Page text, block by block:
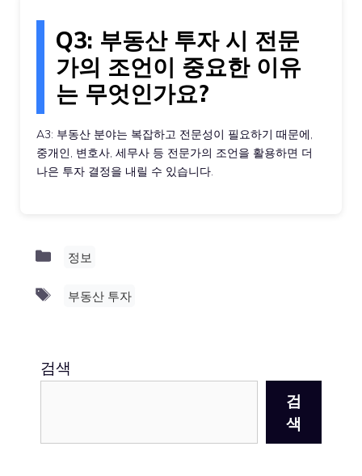
Q3: 부동산 투자 시 전문
가의 조언이 중요한 이유
는 무엇인가요?
A3: 부동산 분야는 복잡하고 전문성이 필요하기 때문에,
중개인, 변호사, 세무사 등 전문가의 조언을 활용하면 더
나은 투자 결정을 내릴 수 있습니다.
Categories
정보
Tags
부동산 투자
검색
검
색